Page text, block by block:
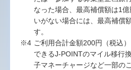
なった場合、最高補償額は1
いがない場合には、最高補償
す。
ご利用合計金額200円（税込
できるJ-POINTのマイル移行
子マネーチャージなど一部の